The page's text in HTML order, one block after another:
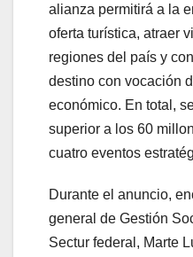
alianza permitirá a la
oferta turística, atraer
regiones del país y
destino con vocación
económico. En total,
superior a los 60
cuatro eventos
Durante el anuncio,
general de Gestión
Sectur federal, Marte